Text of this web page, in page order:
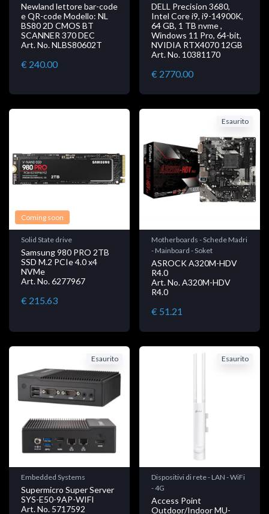
Newland lettore bar-code
e QR-code Modello: NL
BS80 2D CMOS BT
SCANNER 370 DEC
Art. No. NLBS80602T
€ 240.00
DELL Precision 3680,
Intel Core i9, i9-14900K,
64 GB, 1 TB nvme ,
Windows 11 Pro, 64-bit,
NVIDIA RTX4070 12GB
Art. No. 10381170
€ 2770.00
Coming soon
Solid State drive
Samsung 980 PRO 2TB
SSD M.2 PCIe 4.0 x4
NVMe
Art. No. 6277967
€ 215.63
Esaurito
Motherboards - Schede Madri
- Mainboard - Soket
ASROCK A320M-HDV
R4.0
Art. No. A320M-HDV
R4.0
€ 51.21
Esaurito
Embedded Systems
Supermicro Super Server
SYS-E50-9AP-WIFI
Art. No. 5717592
Esaurito
Dispositivi di rete - LAN - WiFi
- 4G
Access Point
Outdoor/Indoor MU-